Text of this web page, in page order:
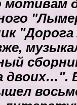
мотивам
двоих…".